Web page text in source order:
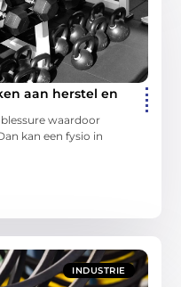
aan herstel en
waardoor
kan een fysio in
INDUSTRIE